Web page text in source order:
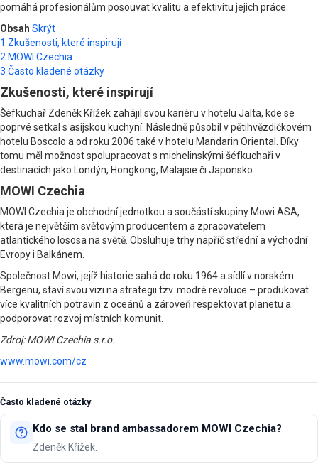
pomáhá profesionálům posouvat kvalitu a efektivitu jejich práce.
Obsah Skrýt
1 Zkušenosti, které inspirují
2 MOWI Czechia
3 Často kladené otázky
Zkušenosti, které inspirují
Šéfkuchař Zdeněk Křížek zahájil svou kariéru v hotelu Jalta, kde se
poprvé setkal s asijskou kuchyní. Následně působil v pětihvězdičkovém
hotelu Boscolo a od roku 2006 také v hotelu Mandarin Oriental. Díky
tomu měl možnost spolupracovat s michelinskými šéfkuchaři v
destinacích jako Londýn, Hongkong, Malajsie či Japonsko.
MOWI Czechia
MOWI Czechia je obchodní jednotkou a součástí skupiny Mowi ASA,
která je největším světovým producentem a zpracovatelem
atlantického lososa na světě. Obsluhuje trhy napříč střední a východní
Evropy i Balkánem.
Společnost Mowi, jejíž historie sahá do roku 1964 a sídlí v norském
Bergenu, staví svou vizi na strategii tzv. modré revoluce – produkovat
více kvalitních potravin z oceánů a zároveň respektovat planetu a
podporovat rozvoj místních komunit.
Zdroj: MOWI Czechia s.r.o.
www.mowi.com/cz
Často kladené otázky
Kdo se stal brand ambassadorem MOWI Czechia?
Zdeněk Křížek.